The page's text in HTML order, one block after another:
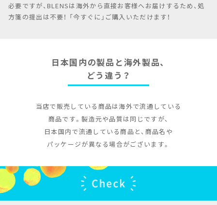
必要ですが、BLENSは海外から直接お客様へお届けするため、処
方箋の提出は不要！ 「今すぐに」ご購入いただけます！
日本国内の製品と海外製品、
どう違う？
当店で販売している商品は海外で流通している
商品です。製造元や品質は同じですが、
日本国内で流通している商品と、商品名や
パッケージが異なる場合がございます。